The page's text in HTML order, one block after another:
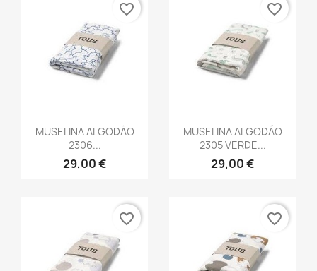
Vista rápida
MUSELINA ALGODÃO
2306...
29,00 €
favorite_border
Vista rápida
MUSELINA ALGODÃO
2305 VERDE...
29,00 €
favorite_border
favorite_border favorite_border